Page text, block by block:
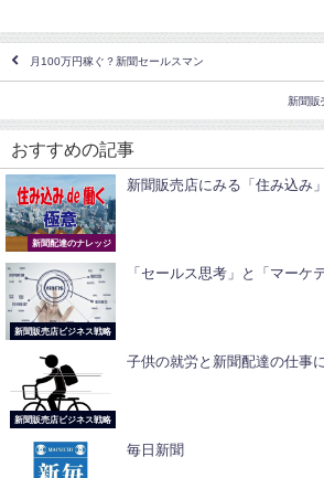
月100万円稼ぐ？新聞セールスマン
新聞販
おすすめの記事
新聞配達のナレッジ
新聞販売店にみる「住み込み
新聞販売店ビジネス戦略
「セールス思考」と「マーケ
新聞販売店ビジネス戦略
子供の就労と新聞配達の仕事
毎日新聞